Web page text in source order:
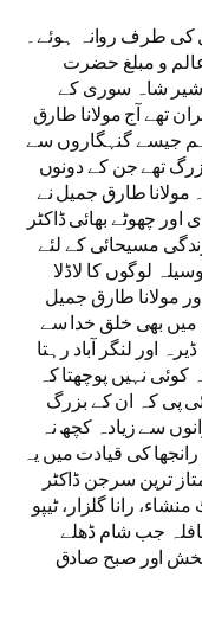
کی طرف روانہ ہوئے۔
و مبلغ حضرت
شیر شاہ سوری کے
تھے آج مولانا طارق
جیسے گنہگاروں سے
تھے جن کے دونوں
مولانا طارق جمیل نے
چھوٹے بھائی ڈاکٹر
مسیحائی کے لئے
لوگوں کا لاڈلا
مولانا طارق جمیل
میں بھی خلق خدا سے
اور لنگر آباد رہتا
نہیں پوچھتا کہ
پی کہ ان کے بزرگ
سے زیادہ کچھ نہ
کی قیادت میں یہ
ترین سرجن ڈاکٹر
رانا گلزار، ٹیپو
جب شام ڈھلے
بخش اور صبح صادق